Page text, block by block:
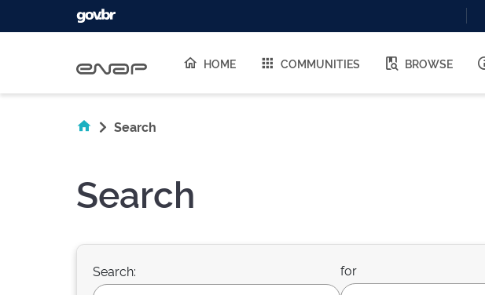
HOME COMMUNITIES BROWSE
Search
Search
Search: for